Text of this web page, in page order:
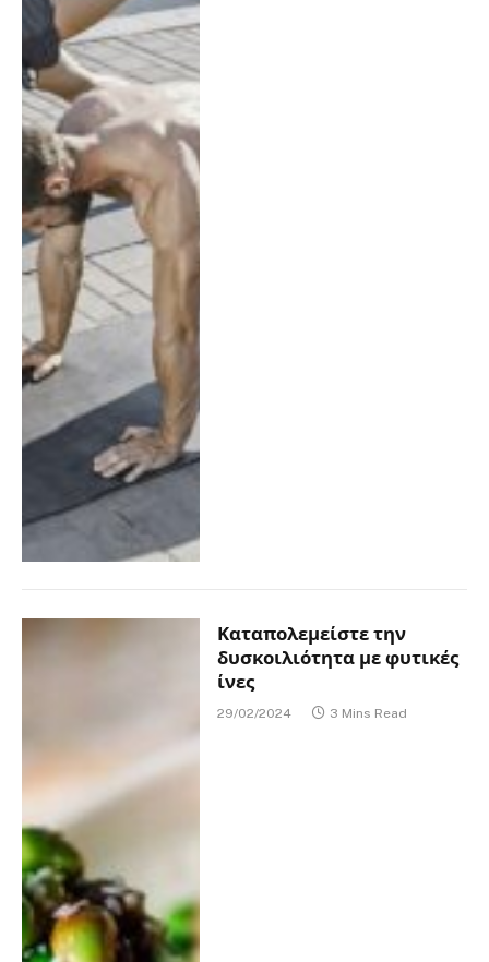
Καταπολεμείστε την
δυσκοιλιότητα με φυτικές
ίνες
29/02/2024 3 Mins Read